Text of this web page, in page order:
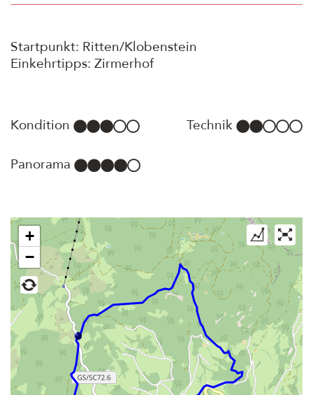
Startpunkt: Ritten/Klobenstein
Einkehrtipps: Zirmerhof
Kondition Technik
Panorama
+
−